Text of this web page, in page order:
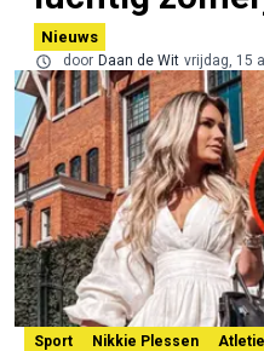
Nieuws
door Daan de Wit vrijdag, 15
Sport Nikkie Plessen